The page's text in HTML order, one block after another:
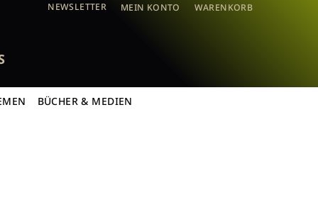
NEWSLETTER MEIN KONTO WARENKORB
BÜCHER & MEDIEN